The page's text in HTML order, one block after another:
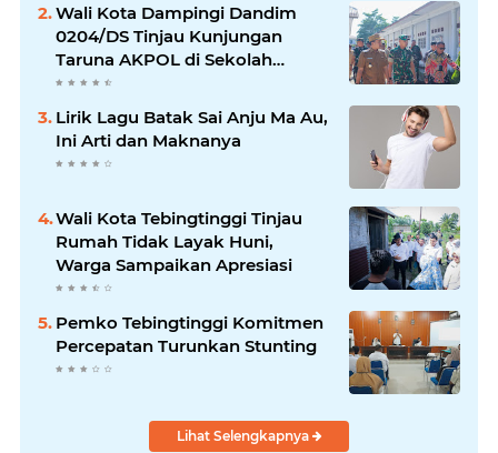
Wali Kota Dampingi Dandim
0204/DS Tinjau Kunjungan
Taruna AKPOL di Sekolah
Rakyat Tebingtinggi
Lirik Lagu Batak Sai Anju Ma Au,
Ini Arti dan Maknanya
Wali Kota Tebingtinggi Tinjau
Rumah Tidak Layak Huni,
Warga Sampaikan Apresiasi
Pemko Tebingtinggi Komitmen
Percepatan Turunkan Stunting
Lihat Selengkapnya